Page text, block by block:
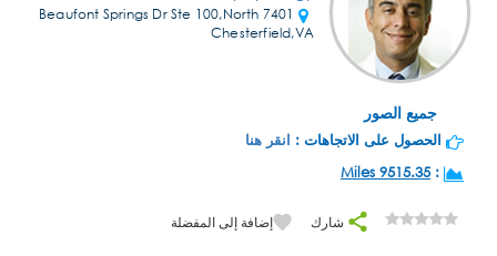
جميع الصور
7401 Beaufont Springs Dr Ste 100,North
Chesterfield,VA
الحصول على الاتجاهات : انقر هنا
:
9515.35 Miles
شارك إضافة إلى المفضلة